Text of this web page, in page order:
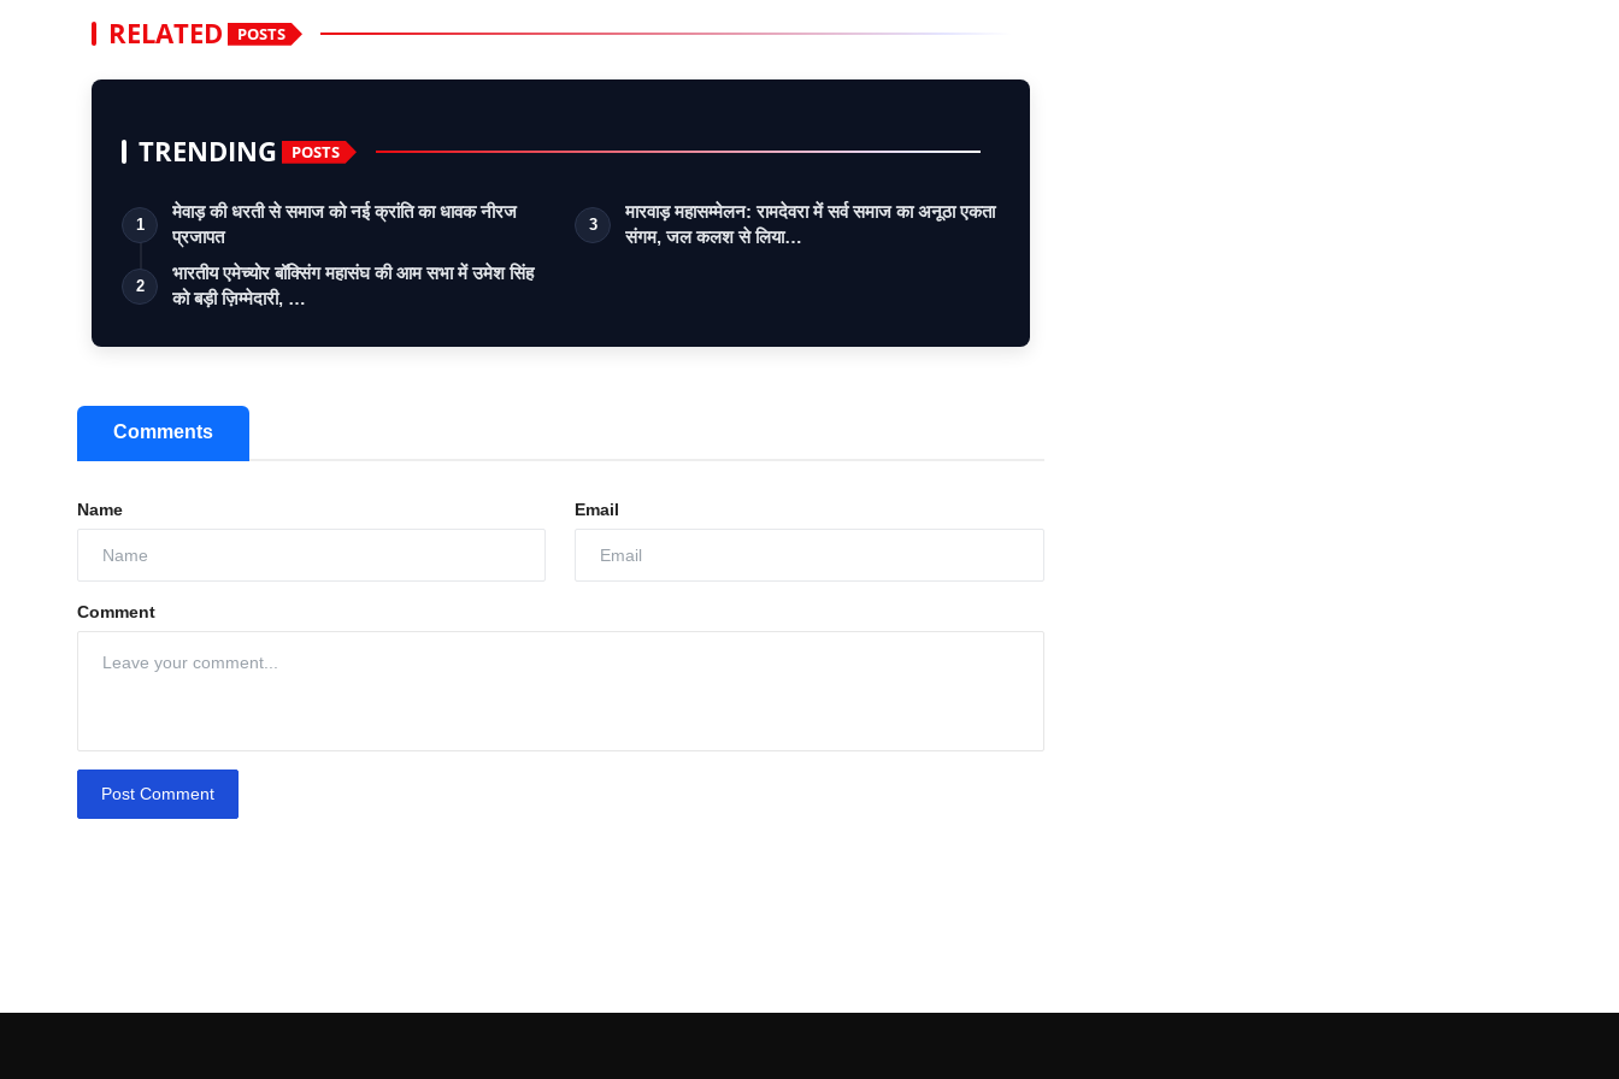
RELATED POSTS
TRENDING POSTS
1
मेवाड़ की धरती से समाज को नई क्रांति का धावक नीरज
प्रजापत
2
भारतीय एमेच्योर बॉक्सिंग महासंघ की आम सभा में उमेश सिंह
को बड़ी ज़िम्मेदारी, …
3
मारवाड़ महासम्मेलन: रामदेवरा में सर्व समाज का अनूठा एकता
संगम, जल कलश से लिया…
Comments
Name Email
Comment
Post Comment